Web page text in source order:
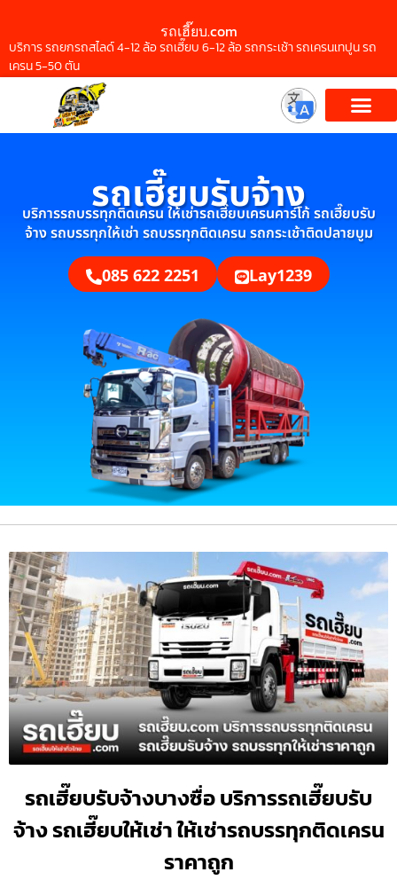
รถเฮี๊ยบ.com
บริการ รถยกรถสไลด์ 4-12 ล้อ รถเฮี๊ยบ 6-12 ล้อ รถกระเช้า รถเครนเทปูน รถ
เครน 5-50 ตัน
รถเฮี๊ยบรับจ้าง
บริการรถบรรทุกติดเครน ให้เช่ารถเฮี๊ยบเครนคาร์โก้ รถเฮี๊ยบรับ
จ้าง รถบรรทุกให้เช่า รถบรรทุกติดเครน รถกระเช้าติดปลายบูม
085 622 2251 Lay1239
รถเฮี๊ยบรับจ้างบางซื่อ บริการรถเฮี๊ยบรับ
จ้าง รถเฮี๊ยบให้เช่า ให้เช่ารถบรรทุกติดเครน
ราคาถูก